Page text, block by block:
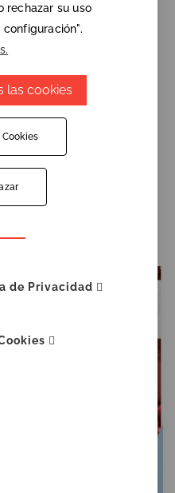
para el
permiten grandes
dimensiones y
rechazar su uso
las cookies
de Privacidad